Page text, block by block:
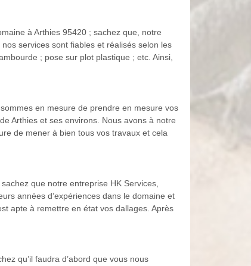
à Arthies 95420 ; sachez que, notre
services sont fiables et réalisés selon les
; pose sur plot plastique ; etc. Ainsi,
en mesure de prendre en mesure vos
Arthies et ses environs. Nous avons à notre
de mener à bien tous vos travaux et cela
que notre entreprise HK Services,
années d’expériences dans le domaine et
apte à remettre en état vos dallages. Après
qu’il faudra d’abord que vous nous